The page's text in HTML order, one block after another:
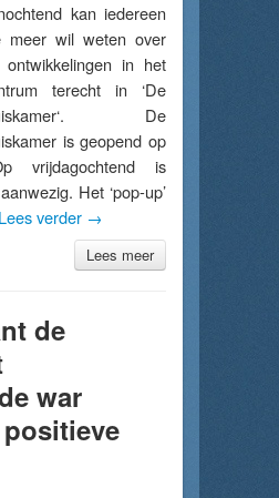
kan iedereen
meer wil weten over
ontwikkelingen in het
terecht in ‘De
De
is geopend op
vrijdagochtend is
Het ‘pop-up’
Lees verder →
Lees meer
de
war